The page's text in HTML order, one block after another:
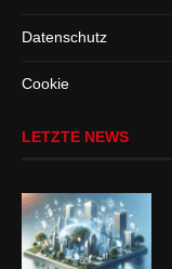
Datenschutz
Cookie
LETZTE NEWS